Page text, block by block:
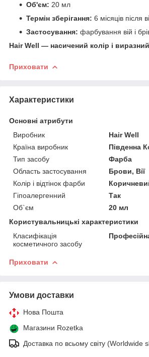
Об'єм: 20 мл
Термін зберігання: 6 місяців після
Застосування: фарбування вій і
Hair Well — насичений колір і
Приховати
Характеристики
Основні атрибути
Виробник
Hair Well
Країна виробник
Південна
Тип засобу
Фарба
Область застосування
Брови, Вії
Колір і відтінок фарби
Гіпоалергенний
Так
Об`єм
20 мл
Користувальницькі характеристики
Класифікація
косметичного засобу
Приховати
Умови доставки
Нова Пошта
Магазини Rozetka
Доставка по всьому світу (Worldwide